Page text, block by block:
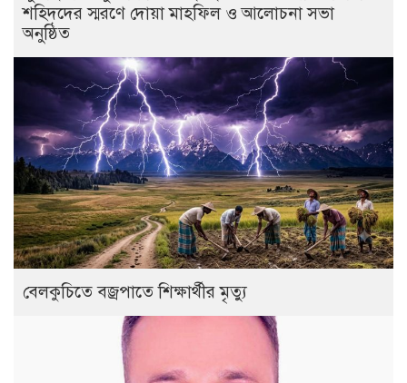
শহিদদের স্মরণে দোয়া মাহফিল ও আলোচনা সভা
অনুষ্ঠিত
বেলকুচিতে বজ্রপাতে শিক্ষার্থীর মৃত্যু